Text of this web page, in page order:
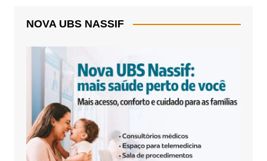
NOVA UBS NASSIF